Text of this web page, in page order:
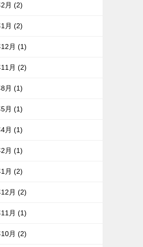
月 (2)
月 (2)
月 (1)
月 (2)
月 (1)
月 (1)
月 (1)
月 (1)
月 (2)
月 (2)
月 (1)
月 (2)